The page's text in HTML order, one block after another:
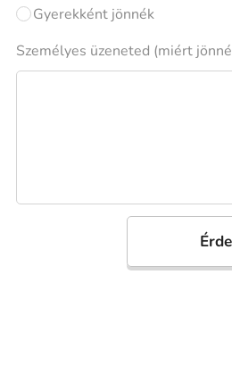
Gyerekként jönnék
Személyes üzeneted (miért